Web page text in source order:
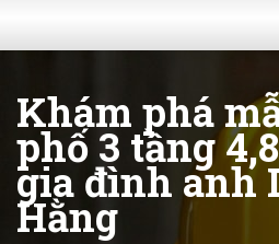
Khám phá
phố 3 tầng
gia đình anh
Hằng